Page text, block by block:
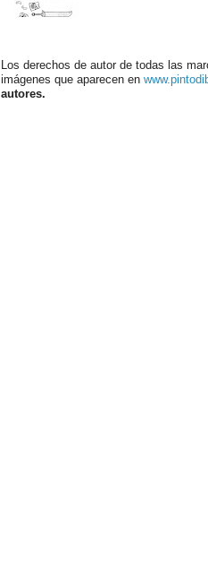
Los derechos de autor de todas las
imágenes que aparecen en
autores.